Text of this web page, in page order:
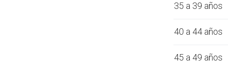
35 a 39 años
40 a 44 años
45 a 49 años